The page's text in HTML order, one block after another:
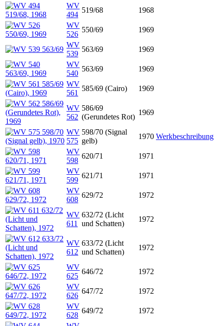
WV
494
519/68
1968
WV
526
550/69
1969
WV
539
563/69
1969
WV
540
563/69
1969
WV
561
585/69 (Cairo) 1969
WV
562
586/69
(Gerundetes Rot)
1969
WV
575
598/70 (Signal
gelb)
1970 Werkbeschreibung
WV
598
620/71
1971
WV
599
621/71
1971
WV
608
629/72 1972
WV
611
632/72 (Licht
und Schatten)
1972
WV
612
633/72 (Licht
und Schatten)
1972
WV
625
646/72
1972
WV
626
647/72
1972
WV
628
649/72
1972